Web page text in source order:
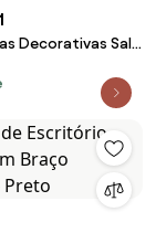
Decorativas Sala
Madeira
Preto G56 - Gran